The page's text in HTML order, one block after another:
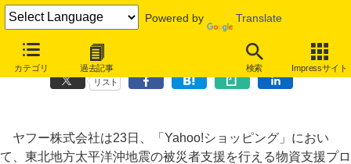
Powered by Translate
カテゴリ 過去記事 検索 Impressサイト
Yahoo!ショッピング、購入商品が被災地に届く「支援ギフト便」
リスト
ヤフー株式会社は23日、「Yahoo!ショッピング」におい
て、東北地方太平洋沖地震の被災者支援を行える物資支援プロ